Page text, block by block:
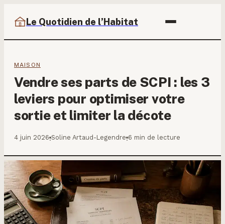
Le Quotidien de l’Habitat
MAISON
Vendre ses parts de SCPI : les 3
leviers pour optimiser votre
sortie et limiter la décote
4 juin 2026·Soline Artaud-Legendre·6 min de lecture